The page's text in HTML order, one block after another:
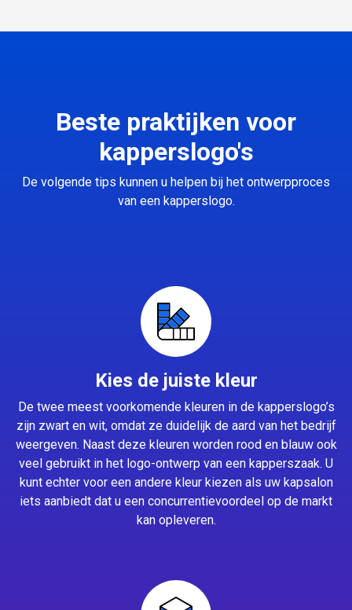
Beste praktijken voor
kapperslogo's
De volgende tips kunnen u helpen bij het ontwerpproces
van een kapperslogo.
Kies de juiste kleur
De twee meest voorkomende kleuren in de kapperslogo’s
zijn zwart en wit, omdat ze duidelijk de aard van het bedrijf
weergeven. Naast deze kleuren worden rood en blauw ook
veel gebruikt in het logo-ontwerp van een kapperszaak. U
kunt echter voor een andere kleur kiezen als uw kapsalon
iets aanbiedt dat u een concurrentievoordeel op de markt
kan opleveren.